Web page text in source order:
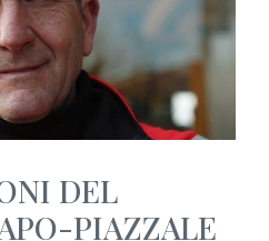
DEL
PIAZZALE